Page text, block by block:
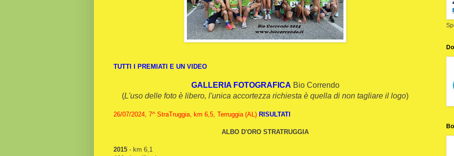
TUTTI I PREMIATI E UN VIDEO
GALLERIA FOTOGRAFICA Bio Correndo
(L'uso delle foto è libero, l'unica accortezza richiesta è quella di non tagliare il logo)
26/07/2024, 7^ StraTruggia, km 6,5, Terruggia (AL) RISULTATI
ALBO D'ORO STRATRUGGIA
2015 - km 6,1